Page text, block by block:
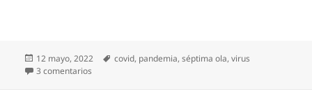
Publicado
el
12 mayo, 2022 Etiquetas
covid, pandemia,séptima ola,virus
3 comentarios